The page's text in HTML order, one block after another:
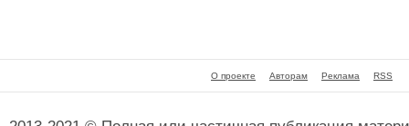
О проекте Авторам Реклама RSS